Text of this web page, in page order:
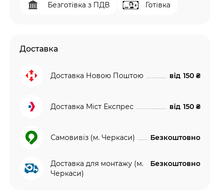
Безготівка з ПДВ Готівка
Доставка
Доставка Новою Поштою від 150 ₴
Доставка Міст Експрес від 150 ₴
Самовивіз (м. Черкаси) Безкоштовно
Доставка для монтажу (м.
Черкаси)
Безкоштовно